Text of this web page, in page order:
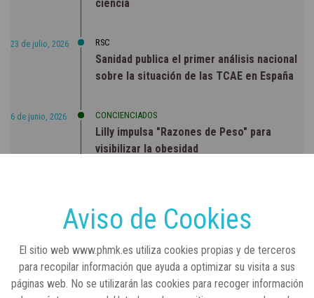
ciencia
23 de julio, 2026 RSC
Sanidad publica el primer análisis nacional
sobre la situación de las TCAE en España
6 de junio, 2026 CONCIENCIADOS
Lilly impulsa "Razones de Peso" para
visibilizar la obesidad
Real Academia Nacional de Farmacia: un
laboratorio de ideas que se ha adaptado a
Aviso de Cookies
El sitio web www.phmk.es utiliza cookies propias y de terceros
para recopilar información que ayuda a optimizar su visita a sus
páginas web. No se utilizarán las cookies para recoger información